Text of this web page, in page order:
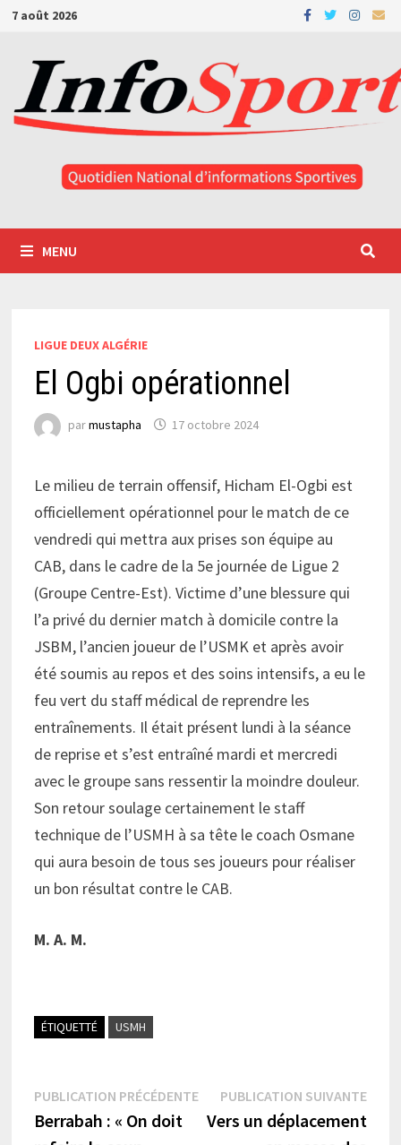
Passer
contenu
7 août 2026
MENU
LIGUE DEUX ALGÉRIE
El Ogbi opérationnel
parmustapha 17 octobre 2024
Le milieu de terrain offensif, Hicham El-Ogbi est
officiellement opérationnel pour le match de ce
vendredi qui mettra aux prises son équipe au
CAB, dans le cadre de la 5e journée de Ligue 2
(Groupe Centre-Est). Victime d’une blessure qui
l’a privé du dernier match à domicile contre la
JSBM, l’ancien joueur de l’USMK et après avoir
été soumis au repos et des soins intensifs, a eu le
feu vert du staff médical de reprendre les
entraînements. Il était présent lundi à la séance
de reprise et s’est entraîné mardi et mercredi
avec le groupe sans ressentir la moindre douleur.
Son retour soulage certainement le staff
technique de l’USMH à sa tête le coach Osmane
qui aura besoin de tous ses joueurs pour réaliser
un bon résultat contre le CAB.
M. A. M.
ÉTIQUETTÉ USMH
Navigation
de
PUBLICATION PRÉCÉDENTEPublication
précédente :
Berrabah : « On doit
PUBLICATION SUIVANTE
Vers un déplacement